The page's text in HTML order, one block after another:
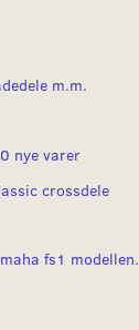
m.m.
nye varer
crossdele
fs1 modellen.